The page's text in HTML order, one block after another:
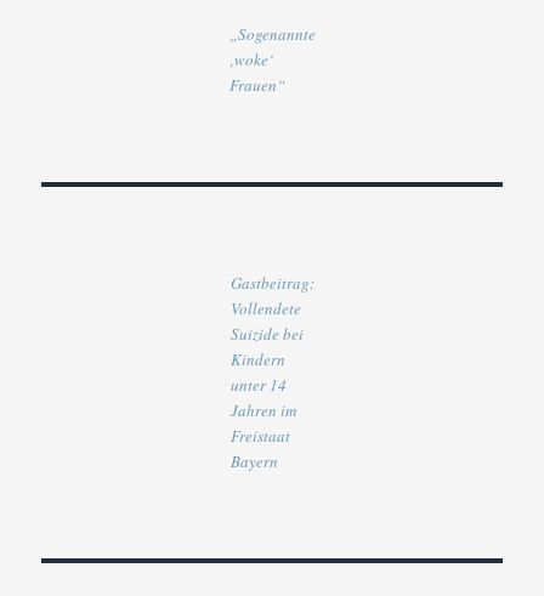
„Sogenannte
‚woke‘
Frauen“
Gastbeitrag:
Vollendete
Suizide bei
Kindern
unter 14
Jahren im
Freistaat
Bayern